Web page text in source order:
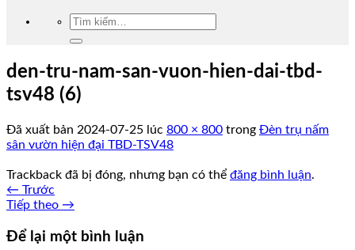
Tìm
den-tru-nam-san-vuon-hien-dai-tbd-
tsv48 (6)
Đã xuất bản 2024-07-25 lúc 800 × 800 trong Đèn trụ nấm
sân vườn hiện đại TBD-TSV48
Trackback đã bị đóng, nhưng bạn có thể đăng bình luận.
← Trước
Tiếp theo →
Để lại một bình luận